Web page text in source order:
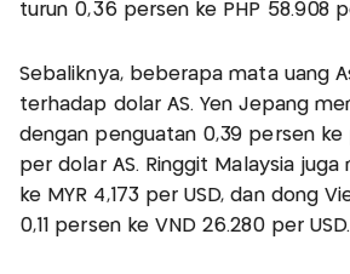
turun 0,36 persen ke PHP 58.908
Sebaliknya, beberapa mata uang
terhadap dolar AS. Yen Jepang
dengan penguatan 0,39 persen ke
per dolar AS. Ringgit Malaysia juga
ke MYR 4,173 per USD, dan dong
0,11 persen ke VND 26.280 per USD.